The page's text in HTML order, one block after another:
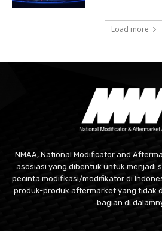
Load more
NMAA, National Modificator and
asosiasi yang dibentuk untuk menjadi
pecinta modifikasi/modifikator di
produk-produk aftermarket yang tidak
bagian di